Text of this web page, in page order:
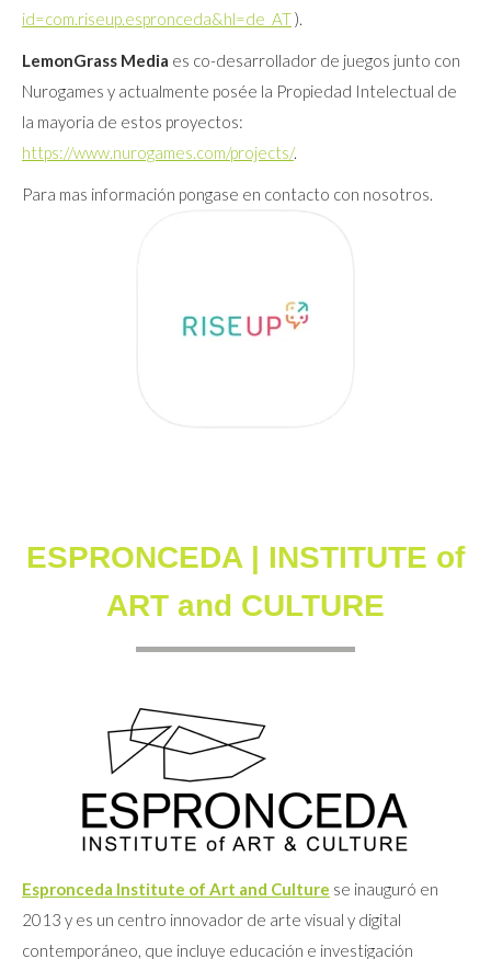
id=com.riseup.espronceda&hl=de_AT).
LemonGrass Media es co-desarrollador de juegos junto con
Nurogames y actualmente posée la Propiedad Intelectual de
la mayoria de estos proyectos:
https://www.nurogames.com/projects/.
Para mas información pongase en contacto con nosotros.
ESPRONCEDA | INSTITUTE of
ART and CULTURE
Espronceda Institute of Art and Culture se inauguró en
2013 y es un centro innovador de arte visual y digital
contemporáneo, que incluye educación e investigación